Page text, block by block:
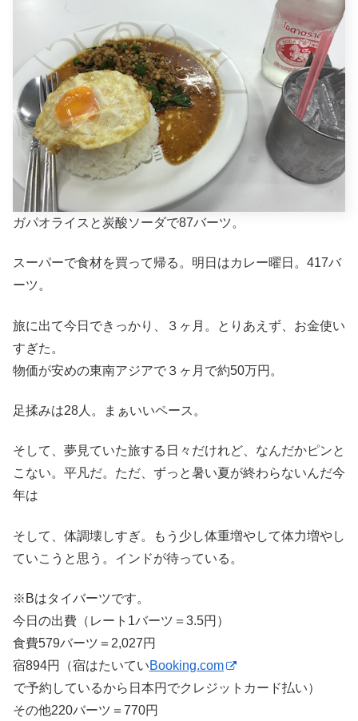
ガパオライスと炭酸ソーダで87バーツ。
スーパーで食材を買って帰る。明日はカレー曜日。417バ
ーツ。
旅に出て今日できっかり、３ヶ月。とりあえず、お金使い
すぎた。
物価が安めの東南アジアで３ヶ月で約50万円。
足揉みは28人。まぁいいペース。
そして、夢見ていた旅する日々だけれど、なんだかピンと
こない。平凡だ。ただ、ずっと暑い夏が終わらないんだ今
年は
そして、体調壊しすぎ。もう少し体重増やして体力増やし
ていこうと思う。インドが待っている。
※Bはタイバーツです。
今日の出費（レート1バーツ＝3.5円）
食費579バーツ＝2,027円
宿894円（宿はたいていBooking.com
で予約しているから日本円でクレジットカード払い）
その他220バーツ＝770円